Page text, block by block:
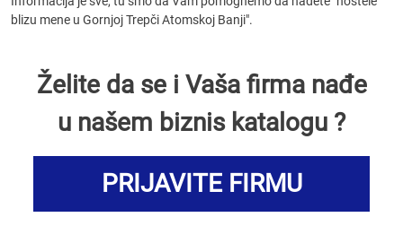
blizu mene u Gornjoj Trepči Atomskoj Banji".
Želite da se i Vaša firma nađe
u našem biznis katalogu ?
PRIJAVITE FIRMU